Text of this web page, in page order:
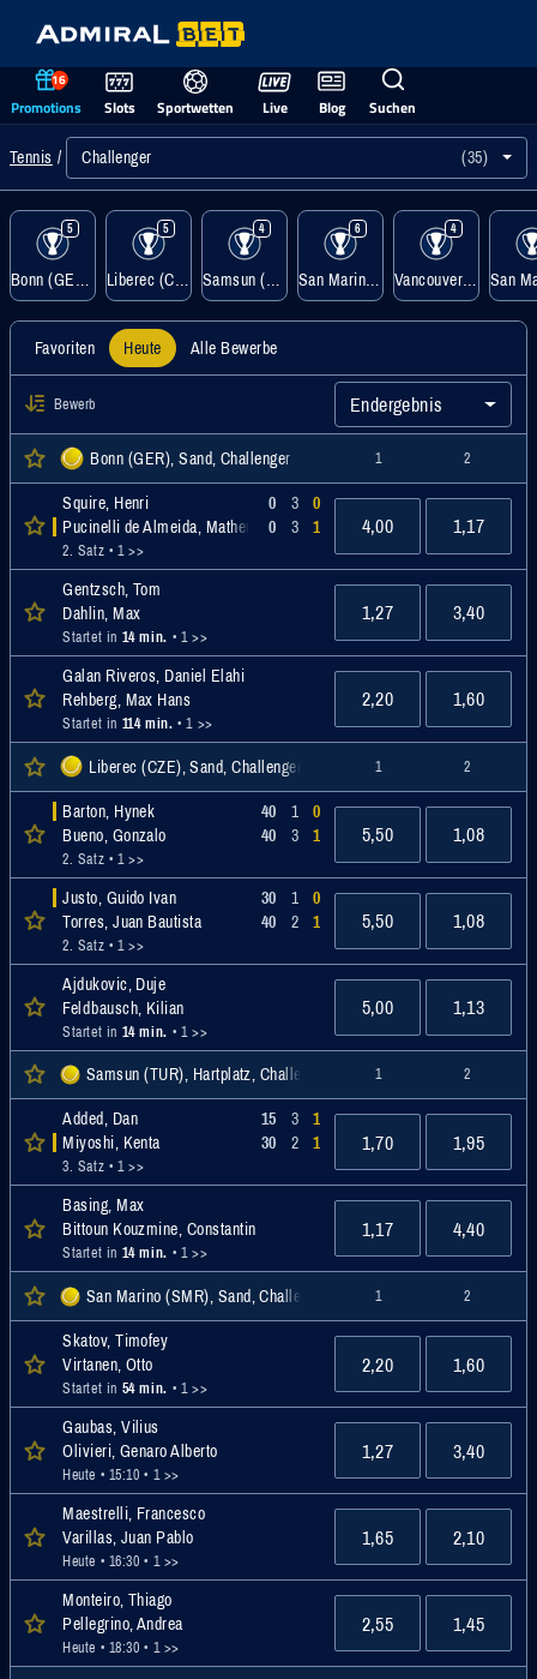
16
Promotions Slots Sportwetten Live Blog Suchen
Tennis Challenger (35)
5
Bonn (GER), Sand
5
Liberec (CZE), Sand
4
Samsun (TUR), Hartplatz
6
San Marino (SMR), Sand
4
Vancouver (CAN), Hartplatz
Favoriten Heute Alle Bewerbe
Bewerb Endergebnis
Bonn (GER), Sand, Challenger 1 2
Squire, Henri
Pucinelli de Almeida, Matheus
2. Satz • 1 >>
0
0
3
3
0
1
4,00 1,17
Gentzsch, Tom
Dahlin, Max
Startet in 14 min. • 1 >>
1,27 3,40
Galan Riveros, Daniel Elahi
Rehberg, Max Hans
Startet in 114 min. • 1 >>
2,20 1,60
Liberec (CZE), Sand, Challenger 1 2
Barton, Hynek
Bueno, Gonzalo
2. Satz • 1 >>
40
40
1
3
0
1
5,50 1,08
Justo, Guido Ivan
Torres, Juan Bautista
2. Satz • 1 >>
30
40
1
2
0
1
5,50 1,08
Ajdukovic, Duje
Feldbausch, Kilian
Startet in 14 min. • 1 >>
5,00 1,13
Samsun (TUR), Hartplatz, Challenger 1 2
Added, Dan
Miyoshi, Kenta
3. Satz • 1 >>
15
30
3
2
1
1
1,70 1,95
Basing, Max
Bittoun Kouzmine, Constantin
Startet in 14 min. • 1 >>
1,17 4,40
San Marino (SMR), Sand, Challenger 1 2
Skatov, Timofey
Virtanen, Otto
Startet in 54 min. • 1 >>
2,20 1,60
Gaubas, Vilius
Olivieri, Genaro Alberto
Heute • 15:10 • 1 >>
1,27 3,40
Maestrelli, Francesco
Varillas, Juan Pablo
Heute • 16:30 • 1 >>
1,65 2,10
Monteiro, Thiago
Pellegrino, Andrea
Heute • 18:30 • 1 >>
2,55 1,45